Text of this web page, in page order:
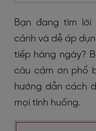
Bạn đang tìm lời
cảnh và dễ áp
tiếp hàng ngày?
câu cảm ơn phổ
hướng dẫn cách
mọi tình huống.